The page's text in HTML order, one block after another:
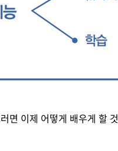
면 이제 어떻게 배우게 할